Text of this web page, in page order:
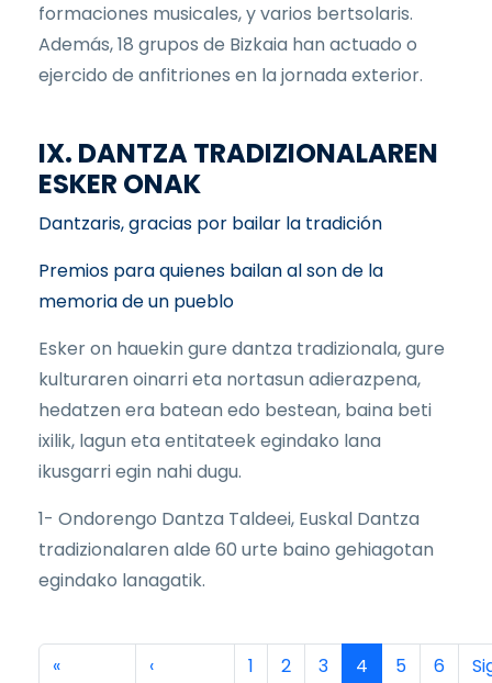
formaciones musicales, y varios bertsolaris.
Además, 18 grupos de Bizkaia han actuado o
ejercido de anfitriones en la jornada exterior.
IX. DANTZA TRADIZIONALAREN
ESKER ONAK
Dantzaris, gracias por bailar la tradición
Premios para quienes bailan al son de la
memoria de un pueblo
Esker on hauekin gure dantza tradizionala, gure
kulturaren oinarri eta nortasun adierazpena,
hedatzen era batean edo bestean, baina beti
ixilik, lagun eta entitateek egindako lana
ikusgarri egin nahi dugu.
1- Ondorengo Dantza Taldeei, Euskal Dantza
tradizionalaren alde 60 urte baino gehiagotan
egindako lanagatik.
Paginación
Primera página
«
Página anterior
‹
Página
1 Página
2 Página
3 Página actual
4 Página
5 Página
6